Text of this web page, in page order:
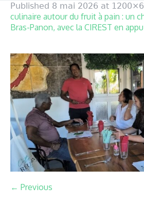
Published 8 mai 2026 at
culinaire autour du fruit à pain : un
Bras-Panon, avec la CIREST en
← Previous